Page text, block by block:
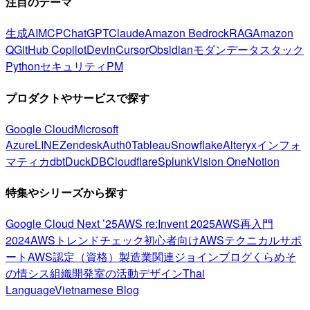
生成AIMCPChatGPTClaudeAmazon BedrockRAGAmazon
QGitHub CopilotDevinCursorObsidianモダンデータスタック
PythonセキュリティPM
プロダクトやサービスで探す
Google CloudMicrosoft
AzureLINEZendeskAuth0TableauSnowflakeAlteryxインフォ
マティカdbtDuckDBCloudflareSplunkVision OneNotion
特集やシリーズから探す
Google Cloud Next ’25AWS re:Invent 2025AWS再入門
2024AWSトレンドチェック初心者向けAWSテクニカルサポ
ートAWS認定（資格） 製造業関連ジョインブログくらめそ
の情シス組織開発室の活動デザインThai
LanguageVietnamese Blog